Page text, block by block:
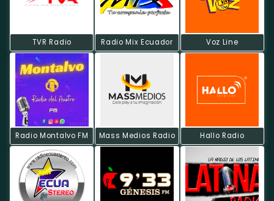
TVR Radio Radio Mix Ecuador Voz Line
Radio Montalvo FM Mass Medios Radio Hallo Radio